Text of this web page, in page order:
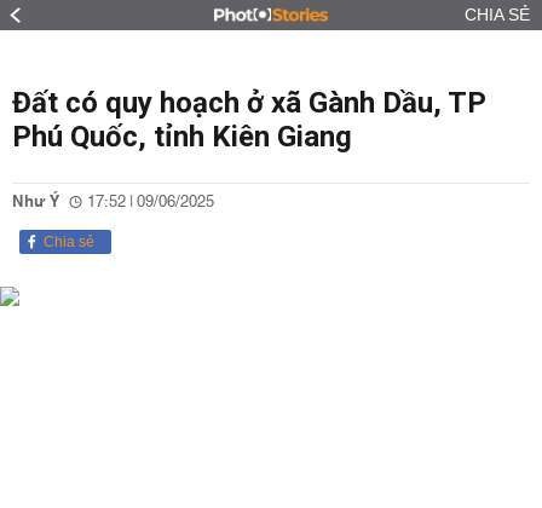
CHIA SẺ
Đất có quy hoạch ở xã Gành Dầu, TP
Phú Quốc, tỉnh Kiên Giang
Như Ý 17:52 | 09/06/2025
Chia sẻ